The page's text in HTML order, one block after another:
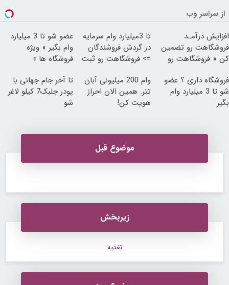
از سراسر وب
افزایش درآمـد
فروشگاهت رو تضمین
کن « فروشگاهت رو
تا 3میلیارد وام سرمایه
در گردش فروشندگان
=> فروشگاهت رو ثبت
عضو شو تا 3 میلیارد
وام بگیر « ویژه
فروشگاه ها »
فروشگاه داری ؟ عضو
شو تا 3 میلیارد وام
بگیر
وام 200 میلیونی آبان
تتر. همین الان احراز
هویت کن!
تا آخر جام جهانی با
پودر جلبک7 کیلو لاغر
شو
موضوع قبل
زیربخش
تغذیه